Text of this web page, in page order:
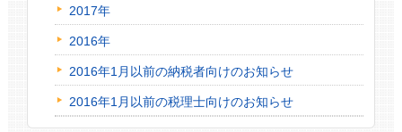
2017年
2016年
2016年1月以前の納税者向けのお知らせ
2016年1月以前の税理士向けのお知らせ